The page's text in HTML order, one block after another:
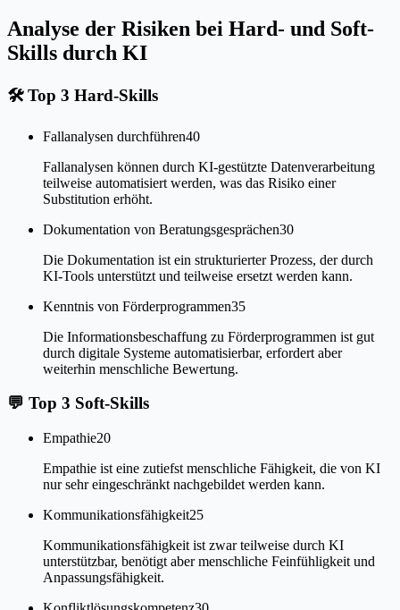
Analyse der Risiken bei Hard- und Soft-
Skills durch KI
🛠Top 3 Hard-Skills
Fallanalysen durchführen40
Fallanalysen können durch KI-gestützte Datenverarbeitung
teilweise automatisiert werden, was das Risiko einer
Substitution erhöht.
Dokumentation von Beratungsgesprächen30
Die Dokumentation ist ein strukturierter Prozess, der durch
KI-Tools unterstützt und teilweise ersetzt werden kann.
Kenntnis von Förderprogrammen35
Die Informationsbeschaffung zu Förderprogrammen ist gut
durch digitale Systeme automatisierbar, erfordert aber
weiterhin menschliche Bewertung.
💬 Top 3 Soft-Skills
Empathie20
Empathie ist eine zutiefst menschliche Fähigkeit, die von KI
nur sehr eingeschränkt nachgebildet werden kann.
Kommunikationsfähigkeit25
Kommunikationsfähigkeit ist zwar teilweise durch KI
unterstützbar, benötigt aber menschliche Feinfühligkeit und
Anpassungsfähigkeit.